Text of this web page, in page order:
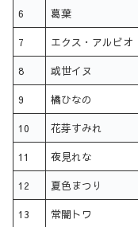
6 葛葉
7 エクス・アルビオ
8 或世イヌ
9 橘ひなの
10 花芽すみれ
11 夜見れな
12 夏色まつり
13 常闇トワ